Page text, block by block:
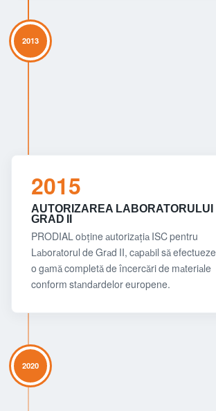
2013
2015
AUTORIZAREA LABORATORULUI
GRAD II
PRODIAL obține autorizația ISC pentru
Laboratorul de Grad II, capabil să efectueze
o gamă completă de încercări de materiale
conform standardelor europene.
2020